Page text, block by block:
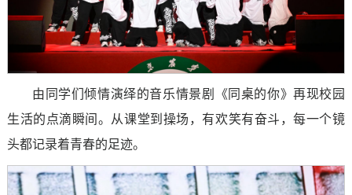
由同学们倾情演绎的音乐情景剧《同桌的你》再现校园
生活的点滴瞬间。从课堂到操场，有欢笑有奋斗，每一个镜
头都记录着青春的足迹。